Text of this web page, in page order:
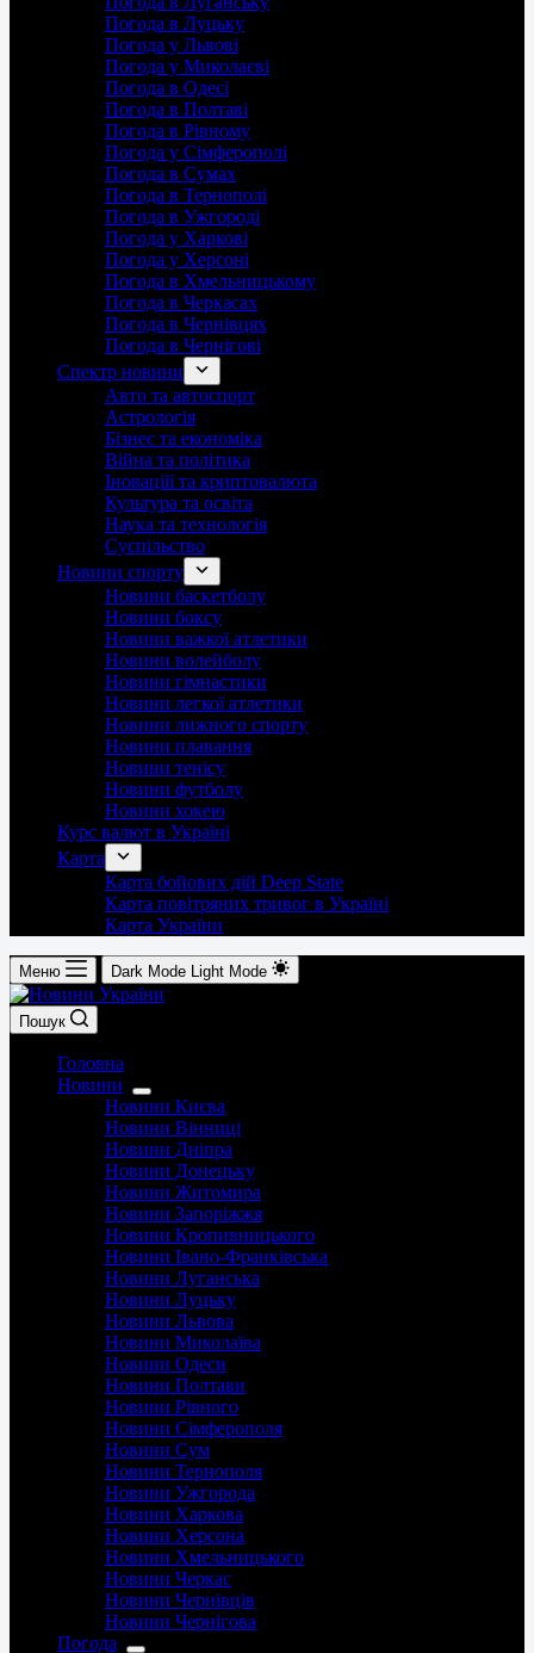
Погода в Луцьку
Погода у Львові
Погода у Миколаєві
Погода в Одесі
Погода в Полтаві
Погода в Рівному
Погода у Сімферополі
Погода в Сумах
Погода в Тернополі
Погода в Ужгороді
Погода у Харкові
Погода у Херсоні
Погода в Хмельницькому
Погода в Черкасах
Погода в Чернівцях
Погода в Чернігові
Спектр новини
Авто та автоспорт
Астрологія
Бізнес та економіка
Війна та політика
Іноваціії та криптовалюта
Культура та освіта
Наука та технологія
Суспільство
Новини спорту
Новини баскетболу
Новини боксу
Новини важкої атлетики
Новини волейболу
Новини гімнастики
Новини легкої атлетики
Новини лижного спорту
Новини плавання
Новини тенісу
Новини футболу
Новини хокею
Курс валют в Україні
Карта
Карта бойових дій Deep State
Карта повітряних тривог в Україні
Карта України
Меню Dark Mode Light Mode
Пошук
Головна
Новини
Новини Києва
Новини Вінниці
Новини Дніпра
Новини Донецьку
Новини Житомира
Новини Запоріжжя
Новини Кропивницького
Новини Івано-Франківська
Новини Луганська
Новини Луцьку
Новини Львова
Новини Миколаїва
Новини Одеси
Новини Полтави
Новини Рівного
Новини Сімферополя
Новини Сум
Новини Тернополя
Новини Ужгорода
Новини Харкова
Новини Херсона
Новини Хмельницького
Новини Черкас
Новини Чернівців
Новини Чернігова
Погода